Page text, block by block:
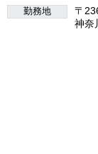
勤務地
〒
神奈